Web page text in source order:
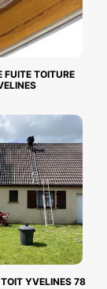
FUITE TOITURE
YVELINES 78